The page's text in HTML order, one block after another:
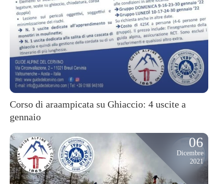
Corso di araampicata su Ghiaccio: 4 uscite a
gennaio
06
Dicembre
2021